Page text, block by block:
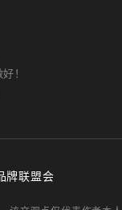
！
牌联盟会